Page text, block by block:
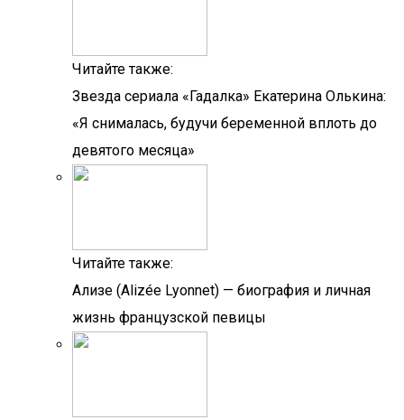
Читайте также:
Звезда сериала «Гадалка» Екатерина Олькина:
«Я снималась, будучи беременной вплоть до
девятого месяца»
Читайте также:
Ализе (Alizée Lyonnet) — биография и личная
жизнь французской певицы